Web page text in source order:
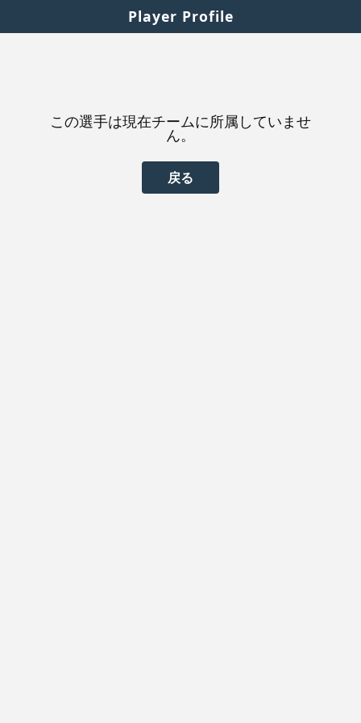
Player Profile
この選手は現在チームに所属していませ
ん。
戻る